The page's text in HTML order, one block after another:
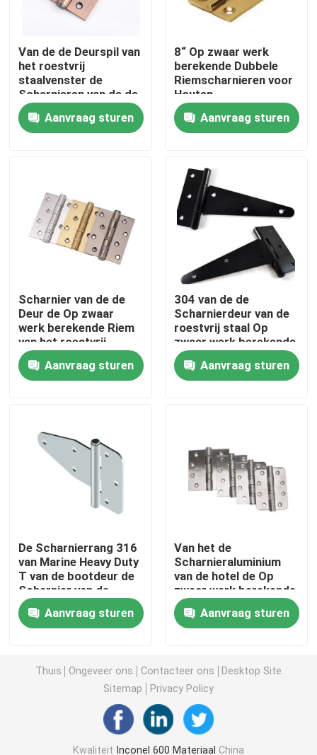
Producten
Ongeveer ons
Kwaliteitscontrole
Contacteer ons
Inconel 600 Materiaal
Inconel 625 Materiaal
Incoloy 800-materiaal
Inconel 718 Materiaal
Incoloy 800 H
Hastelloy C 22
Hastelloy C 276
Hastelloy B3
Van de de Deurspil van
het roestvrij
staalvenster de
Scharnieren van de de
Scharnierenvlinder
voor Op zwaar werk
berekende Houten
Aanvraag sturen
8“ Op zwaar werk
berekende Dubbele
Riemscharnieren voor
Houten
Openluchtss304
Aanvraag sturen
Scharnier van de de
Deur de Op zwaar
werk berekende Riem
van het roestvrij
staalvenster
Aanvraag sturen
304 van de de
Scharnierdeur van de
roestvrij staal Op
zwaar werk berekende
Riem het
Lagerscharnieren
96mm tot 300mm
Aanvraag sturen
De Scharnierrang 316
van Marine Heavy Duty
T van de bootdeur de
Scharnier van de
Roestvrij staalriem
met
Bevestigingsmiddelen
Aanvraag sturen
Van het de
Scharnieraluminium
van de hotel de Op
zwaar werk berekende
Riem van de
Deurscharnieren
Scharnier van de het
Aanvraag sturen
Thuis Ongeveer ons Contacteer ons
Desktop Site
Sitemap
Privacy Policy
Kwaliteit Inconel 600 Materiaal China